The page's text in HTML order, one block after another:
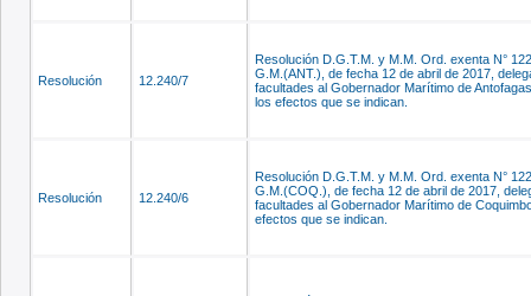
Resolución 12.240/7
Resolución D.G.T.M. y M.M. Ord. exenta N°
G.M.(ANT.), de fecha 12 de abril de 2017,
facultades al Gobernador Marítimo de
los efectos que se indican.
Resolución 12.240/6
Resolución D.G.T.M. y M.M. Ord. exenta N°
G.M.(COQ.), de fecha 12 de abril de 2017,
facultades al Gobernador Marítimo de
efectos que se indican.